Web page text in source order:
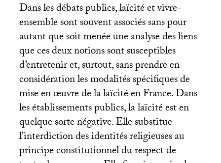
Dans les débats publics, laïcité et vivre-
ensemble sont souvent associés sans pour
autant que soit menée une analyse des liens
que ces deux notions sont susceptibles
d’entretenir et, surtout, sans prendre en
considération les modalités spécifiques de
mise en œuvre de la laïcité en France. Dans
les établissements publics, la laïcité est en
quelque sorte négative. Elle substitue
l’interdiction des identités religieuses au
principe constitutionnel du respect de